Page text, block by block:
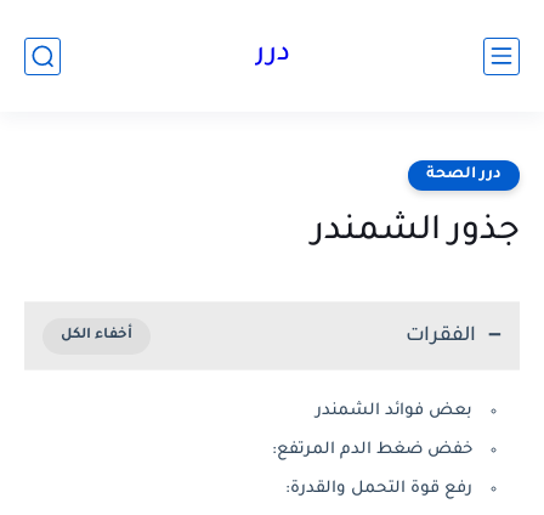
درر
درر الصحة
جذور الشمندر
الفقرات
بعض فوائد الشمندر
خفض ضغط الدم المرتفع:
رفع قوة التحمل والقدرة: